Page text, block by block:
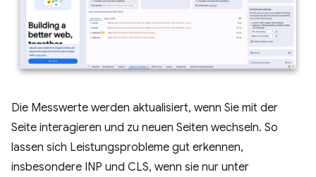
Die Messwerte werden aktualisiert, wenn Sie mit der
Seite interagieren und zu neuen Seiten wechseln. So
lassen sich Leistungsprobleme gut erkennen,
insbesondere INP und CLS, wenn sie nur unter